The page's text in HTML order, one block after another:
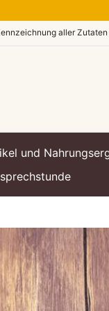
aller Zutaten
und